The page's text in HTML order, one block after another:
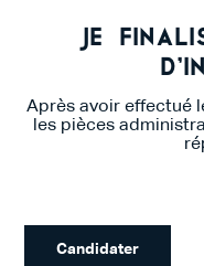
Je
Après avoir effectué
les pièces
Candidater